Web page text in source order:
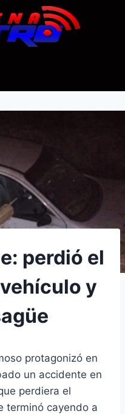
perdió el
y
protagonizó en
un accidente en
perdiera el
terminó cayendo a